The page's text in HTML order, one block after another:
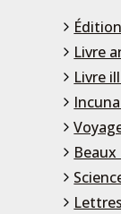
Livre
Livre